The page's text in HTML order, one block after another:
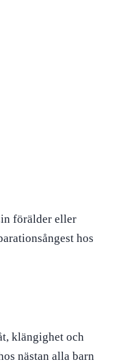
förälder eller
hos
klängighet och
nästan alla barn